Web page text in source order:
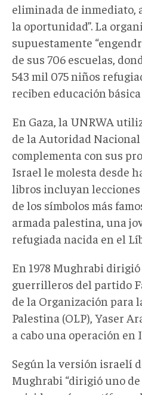
eliminada de inmediato,
la oportunidad”. La
supuestamente
de sus 706 escuelas,
543 mil 075 niños
reciben educación
En Gaza, la UNRWA
de la Autoridad Nacional
complementa con sus
Israel le molesta desde
libros incluyan
de los símbolos más
armada palestina, una
refugiada nacida en el
En 1978 Mughrabi
guerrilleros del partido
de la Organización para
Palestina (OLP), Yaser
a cabo una operación en
Según la versión israelí
Mughrabi “dirigió uno